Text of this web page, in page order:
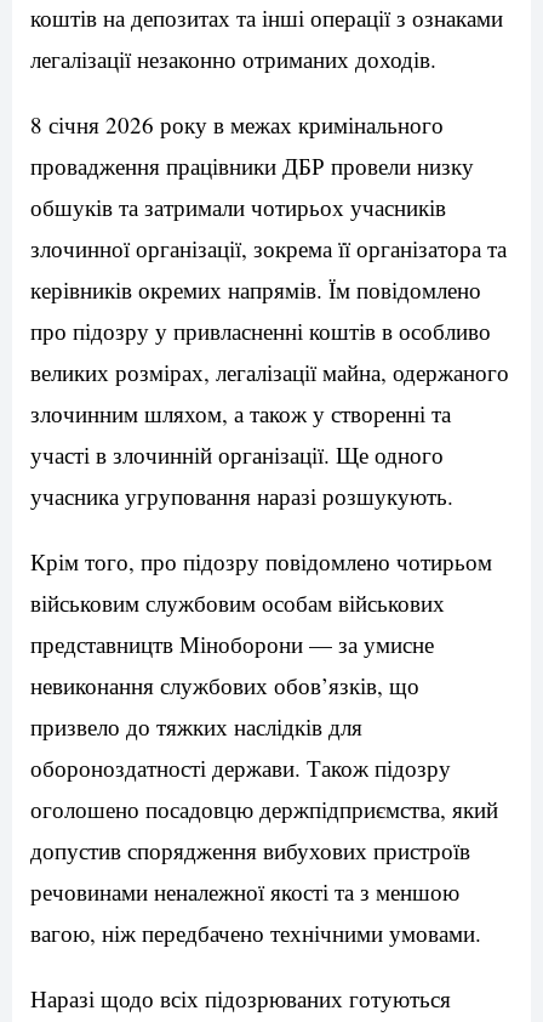
коштів на депозитах та інші операції з ознаками
легалізації незаконно отриманих доходів.
8 січня 2026 року в межах кримінального
провадження працівники ДБР провели низку
обшуків та затримали чотирьох учасників
злочинної організації, зокрема її організатора та
керівників окремих напрямів. Їм повідомлено
про підозру у привласненні коштів в особливо
великих розмірах, легалізації майна, одержаного
злочинним шляхом, а також у створенні та
участі в злочинній організації. Ще одного
учасника угруповання наразі розшукують.
Крім того, про підозру повідомлено чотирьом
військовим службовим особам військових
представництв Міноборони — за умисне
невиконання службових обов’язків, що
призвело до тяжких наслідків для
обороноздатності держави. Також підозру
оголошено посадовцю держпідприємства, який
допустив спорядження вибухових пристроїв
речовинами неналежної якості та з меншою
вагою, ніж передбачено технічними умовами.
Наразі щодо всіх підозрюваних готуються